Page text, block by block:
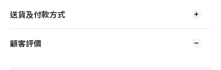
送貨及付款方式
顧客評價